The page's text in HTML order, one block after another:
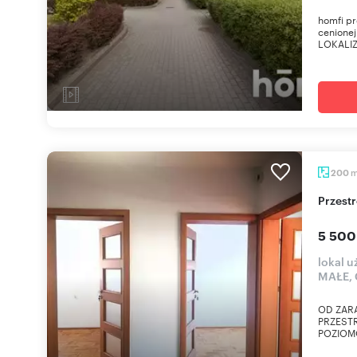
homfi
200
5
lokal
MAŁE,
OD